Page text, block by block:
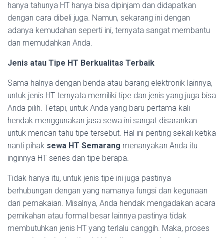
hanya tahunya HT hanya bisa dipinjam dan didapatkan
dengan cara dibeli juga. Namun, sekarang ini dengan
adanya kemudahan seperti ini, ternyata sangat membantu
dan memudahkan Anda.
Jenis atau Tipe HT Berkualitas Terbaik
Sama halnya dengan benda atau barang elektronik lainnya,
untuk jenis HT ternyata memiliki tipe dan jenis yang juga bisa
Anda pilih. Tetapi, untuk Anda yang baru pertama kali
hendak menggunakan jasa sewa ini sangat disarankan
untuk mencari tahu tipe tersebut. Hal ini penting sekali ketika
nanti pihak sewa HT Semarang menanyakan Anda itu
inginnya HT series dan tipe berapa.
Tidak hanya itu, untuk jenis tipe ini juga pastinya
berhubungan dengan yang namanya fungsi dan kegunaan
dari pemakaian. Misalnya, Anda hendak mengadakan acara
pernikahan atau formal besar lainnya pastinya tidak
membutuhkan jenis HT yang terlalu canggih. Maka, proses